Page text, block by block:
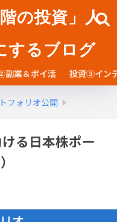
の投資」人
するブログ
副業＆ポイ活 投資③イン
フォリオ公開
る日本株ポー